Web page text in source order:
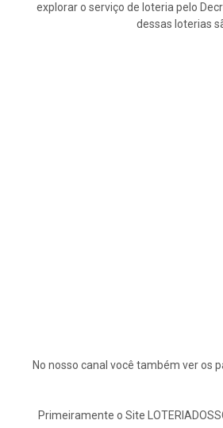
explorar o serviço de loteria pelo
dessas loterias
No nosso canal você também ver os
Primeiramente o Site